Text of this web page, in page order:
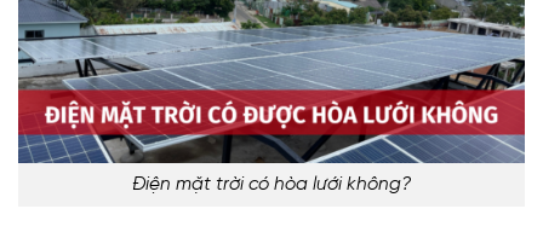
Điện mặt trời có hòa lưới không?